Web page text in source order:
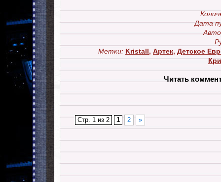
Дата
Метки: Kristall, Артек, Детское
Читать
Стр. 1 из 2 1 2 »